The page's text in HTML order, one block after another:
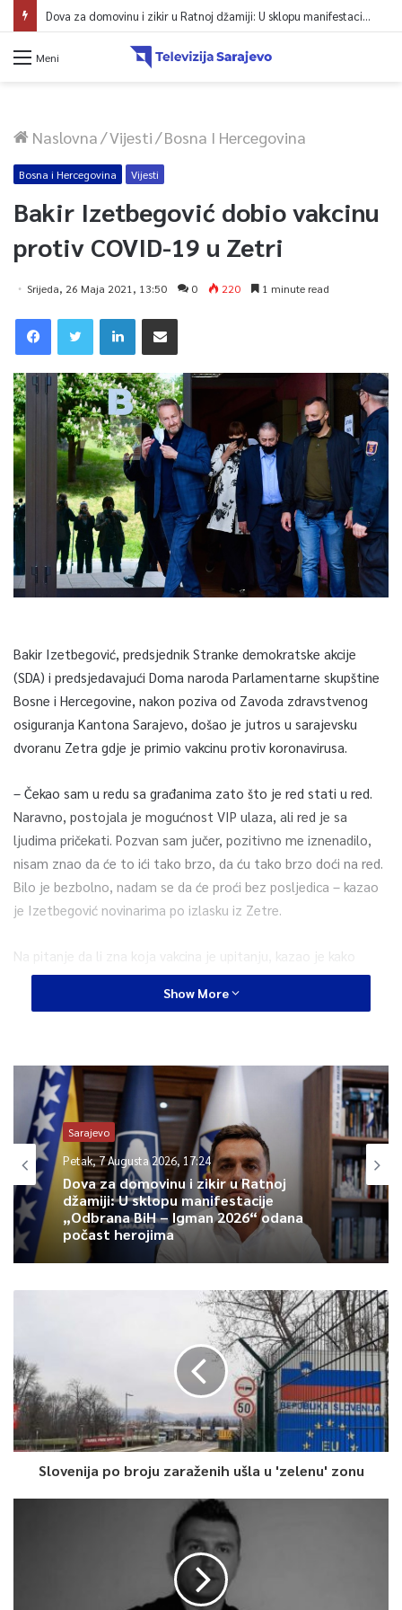
Dova za domovinu i zikir u Ratnoj džamiji: U sklopu manifestacije „Odbrana BiH – Igman 2026“ odana počast herojima
Meni
Naslovna/Vijesti/Bosna I Hercegovina
Bosna i Hercegovina Vijesti
Bakir Izetbegović dobio vakcinu
protiv COVID-19 u Zetri
Srijeda, 26 Maja 2021, 13:50 0 220 1 minute read
Bakir Izetbegović, predsjednik Stranke demokratske akcije
(SDA) i predsjedavajući Doma naroda Parlamentarne skupštine
Bosne i Hercegovine, nakon poziva od Zavoda zdravstvenog
osiguranja Kantona Sarajevo, došao je jutros u sarajevsku
dvoranu Zetra gdje je primio vakcinu protiv koronavirusa.
– Čekao sam u redu sa građanima zato što je red stati u red.
Naravno, postojala je mogućnost VIP ulaza, ali red je sa
ljudima pričekati. Pozvan sam jučer, pozitivno me iznenadilo,
nisam znao da će to ići tako brzo, da ću tako brzo doći na red.
Bilo je bezbolno, nadam se da će proći bez posljedica – kazao
je Izetbegović novinarima po izlasku iz Zetre.
Na pitanje da li zna koja vakcina je upitanju, kazao je kako
“misli da je Pfizer”.
– Čekali smo samo desetak minuta – rekao je.
0
Article Rating
Show More
Sarajevo
Petak, 7 Augusta 2026, 17:24
Dova za domovinu i zikir u Ratnoj
džamiji: U sklopu manifestacije
„Odbrana BiH – Igman 2026“ odana
počast herojima
Slovenija po broju zaraženih ušla u 'zelenu' zonu